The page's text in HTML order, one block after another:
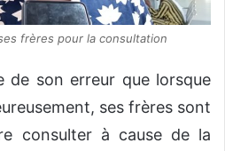
frères pour la consultation
de son erreur que lorsque
ses frères sont
consulter à cause de la